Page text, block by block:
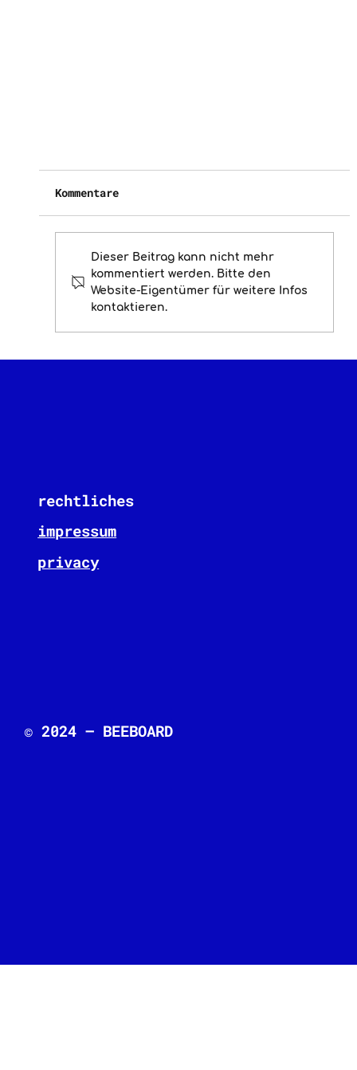
Kommentare
Dieser Beitrag kann nicht mehr
kommentiert werden. Bitte den
Website-Eigentümer für weitere Infos
kontaktieren.
rechtliches
impressum
privacy
© 2024 – BEEBOARD